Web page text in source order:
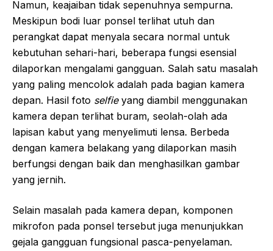
Namun, keajaiban tidak sepenuhnya sempurna.
Meskipun bodi luar ponsel terlihat utuh dan
perangkat dapat menyala secara normal untuk
kebutuhan sehari-hari, beberapa fungsi esensial
dilaporkan mengalami gangguan. Salah satu masalah
yang paling mencolok adalah pada bagian kamera
depan. Hasil foto selfieyang diambil menggunakan
kamera depan terlihat buram, seolah-olah ada
lapisan kabut yang menyelimuti lensa. Berbeda
dengan kamera belakang yang dilaporkan masih
berfungsi dengan baik dan menghasilkan gambar
yang jernih.
Selain masalah pada kamera depan, komponen
mikrofon pada ponsel tersebut juga menunjukkan
gejala gangguan fungsional pasca-penyelaman.